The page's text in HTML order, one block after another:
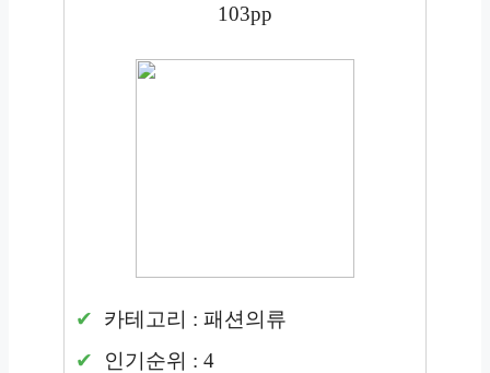
103pp
카테고리 : 패션의류
인기순위 : 4